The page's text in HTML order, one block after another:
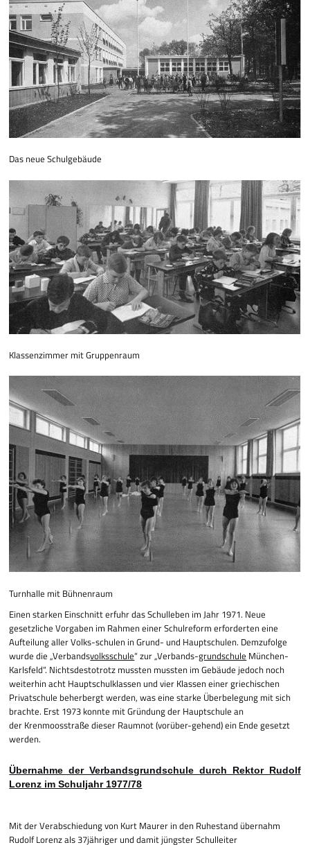
Das neue Schulgebäude
Klassenzimmer mit Gruppenraum
Turnhalle mit Bühnenraum
Einen starken Einschnitt erfuhr das Schulleben im Jahr 1971. Neue
gesetzliche Vorgaben im Rahmen einer Schulreform erforderten eine
Aufteilung aller Volks-schulen in Grund- und Hauptschulen. Demzufolge
wurde die „Verbandsvolksschule“ zur „Verbands-grundschule München-
Karlsfeld“. Nichtsdestotrotz mussten mussten im Gebäude jedoch noch
weiterhin acht Haupt­schul­klassen und vier Klassen einer griechischen
Privatschule beherbergt werden, was eine starke Über­belegung mit sich
brachte. Erst 1973 konnte mit Gründung der Hauptschule an
der Krenmoos­straße dieser Raumnot (vorüber-gehend) ein Ende gesetzt
werden.
Übernahme der Verbandsgrundschule durch Rektor Rudolf
Lorenz im Schuljahr 1977/78
Mit der Verabschiedung von Kurt Maurer in den Ruhestand übernahm
Rudolf Lorenz als 37jähriger und damit jüngster Schulleiter